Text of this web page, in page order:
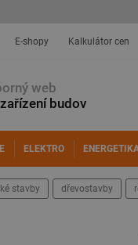
E-shopy Kalkulátor cen
web
budov
ELEKTRO
stavby dřevostavby